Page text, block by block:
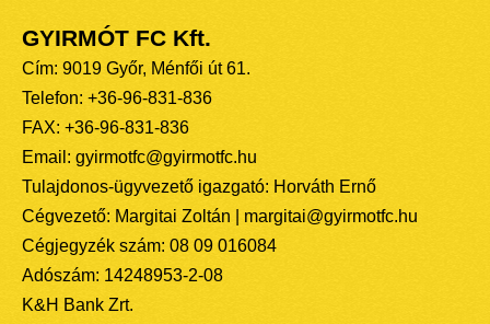
GYIRMÓT FC Kft.
Cím: 9019 Győr, Ménfői út 61.
Telefon: +36-96-831-836
FAX: +36-96-831-836
Email: gyirmotfc@gyirmotfc.hu
Tulajdonos-ügyvezető igazgató: Horváth Ernő
Cégvezető: Margitai Zoltán | margitai@gyirmotfc.hu
Cégjegyzék szám: 08 09 016084
Adószám: 14248953-2-08
K&H Bank Zrt.